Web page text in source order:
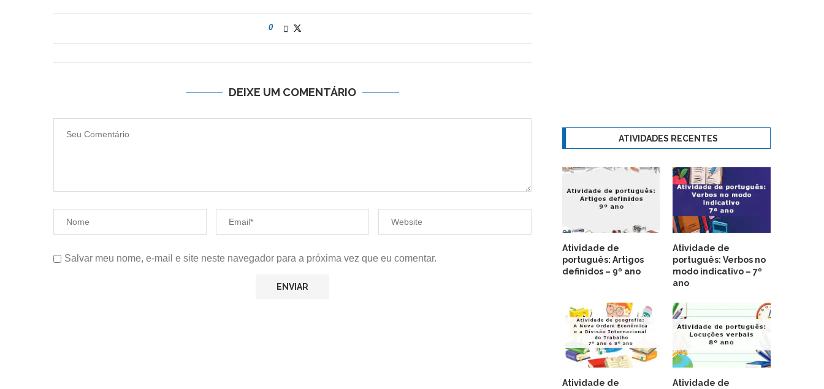
0
DEIXE UM COMENTÁRIO
Salvar meu nome, e-mail e site neste navegador para a próxima vez que eu comentar.
ATIVIDADES RECENTES
Atividade de
português: Artigos
definidos – 9º ano
Atividade de
português: Verbos no
modo indicativo – 7º
ano
Atividade de
Atividade de